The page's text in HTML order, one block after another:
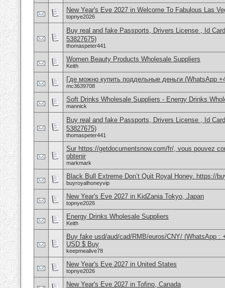
New Year's Eve 2027 in Welcome To Fabulous Las
topnye2026
Buy real and fake Passports, Drivers License , Id
53827675)
thomaspeter441
Women Beauty Products Wholesale Suppliers
Keith
Где можно купить поддельные деньги (WhatsApp
mc3639708
Soft Drinks Wholesale Suppliers - Energy Drinks
mannick
Buy real and fake Passports, Drivers License , Id
53827675)
thomaspeter441
Sur https://getdocumentsnow.com/fr/, vous pouvez
obtenir
markmark
Black Bull Extreme Don’t Quit Royal Honey. https://
buyroyalhoneyvip
New Year's Eve 2027 in KidZania Tokyo, Japan
topnye2026
Energy Drinks Wholesale Suppliers
Keith
Buy fake usd/aud/cad/RMB/euros/CNY/ (WhatsApp :
USD $ Buy
keepmealive78
New Year's Eve 2027 in United States
topnye2026
New Year's Eve 2027 in Tofino, Canada